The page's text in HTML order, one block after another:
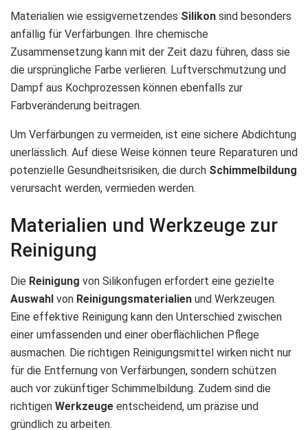
Materialien wie essigvernetzendes Silikon sind besonders
anfällig für Verfärbungen. Ihre chemische
Zusammensetzung kann mit der Zeit dazu führen, dass sie
die ursprüngliche Farbe verlieren. Luftverschmutzung und
Dampf aus Kochprozessen können ebenfalls zur
Farbveränderung beitragen.
Um Verfärbungen zu vermeiden, ist eine sichere Abdichtung
unerlässlich. Auf diese Weise können teure Reparaturen und
potenzielle Gesundheitsrisiken, die durch Schimmelbildung
verursacht werden, vermieden werden.
Materialien und Werkzeuge zur
Reinigung
Die Reinigung von Silikonfugen erfordert eine gezielte
Auswahl von Reinigungsmaterialien und Werkzeugen.
Eine effektive Reinigung kann den Unterschied zwischen
einer umfassenden und einer oberflächlichen Pflege
ausmachen. Die richtigen Reinigungsmittel wirken nicht nur
für die Entfernung von Verfärbungen, sondern schützen
auch vor zukünftiger Schimmelbildung. Zudem sind die
richtigen Werkzeuge entscheidend, um präzise und
gründlich zu arbeiten.